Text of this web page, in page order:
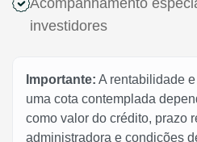
investidores
Importante: A rentabilidade
uma cota contemplada
como valor do crédito, prazo
administradora e condições